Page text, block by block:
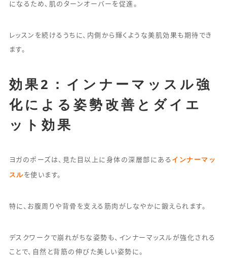
になるため、肌のターンオーバーを促進。
レッスンを続けるうちに、内側から輝くような美肌効果も期待でき
ます。
効果2：インナーマッスル強
化による姿勢改善とダイエ
ット効果
ヨガのポーズは、見た目以上に身体の深層部にある インナーマッ
スルを使います。
特に、お腹周りや背骨を支える筋肉がしなやかに鍛えられます。
デスクワークで崩れがちな姿勢も、インナーマッスルが強化される
ことで、自然と背筋の伸びた美しい姿勢に。